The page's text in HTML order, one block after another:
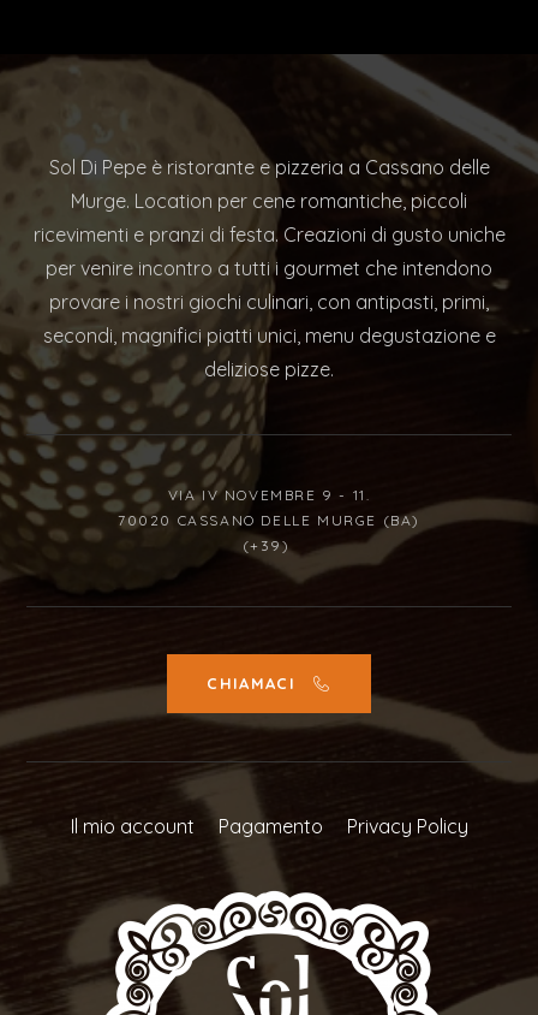
Sol Di Pepe è ristorante e pizzeria a Cassano delle
Murge. Location per cene romantiche, piccoli
ricevimenti e pranzi di festa. Creazioni di gusto uniche
per venire incontro a tutti i gourmet che intendono
provare i nostri giochi culinari, con antipasti, primi,
secondi, magnifici piatti unici, menu degustazione e
deliziose pizze.
VIA IV NOVEMBRE 9 - 11.
70020 CASSANO DELLE MURGE (BA)
(+39)
CHIAMACI
Il mio account Pagamento Privacy Policy